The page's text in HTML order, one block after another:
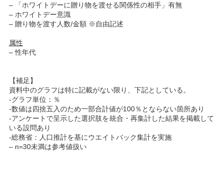
– 「ホワイトデーに贈り物を渡せる関係性の相手」有無
– ホワイトデー意識
– 贈り物を渡す人数/金額 ※自由記述
属性
– 性年代
【補足】
資料中のグラフは特に記載がない限り、下記としている。
-グラフ単位：％
-数値は四捨五入のため一部合計値が100％とならない箇所あり
-アンケートで呈示した選択肢を統合・再集計した結果を掲載して
いる設問あり
-総務省：人口推計を基にウエイトバック集計を実施
– n=30未満は参考値扱い